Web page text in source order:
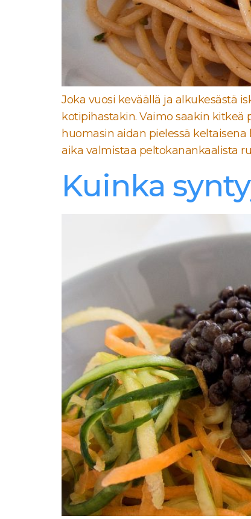
Joka vuosi keväällä ja alkukesästä
kotipihastakin. Vaimo saakin
huomasin aidan pielessä
aika valmistaa peltokanankaalista
Kuinka